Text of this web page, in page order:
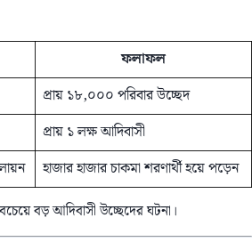
ফলাফল
প্রায় ১৮,০০০ পরিবার উচ্ছেদ
প্রায় ১ লক্ষ আদিবাসী
হাজার হাজার চাকমা শরণার্থী হয়ে পড়েন
বড় আদিবাসী উচ্ছেদের ঘটনা।